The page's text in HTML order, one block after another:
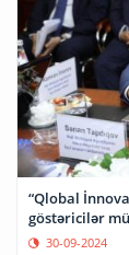
“Qlobal
göstəricilər
30-09-2024